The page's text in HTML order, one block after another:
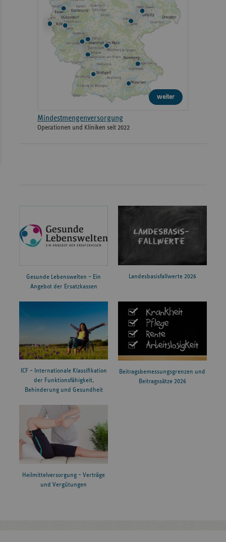
weiter
Mindestmengenversorgung
Operationen und Kliniken seit 2022
Gesunde Lebenswelten – Ein
Angebot der Ersatzkassen
Landesbasisfallwerte 2026
ICF – Internationale Klassifikation
der Funktionsfähigkeit,
Behinderung und Gesundheit
Beitragsbemessungsgrenzen und
Beitragssätze 2026
Heilmittelversorgung – Verträge
und Vergütungen